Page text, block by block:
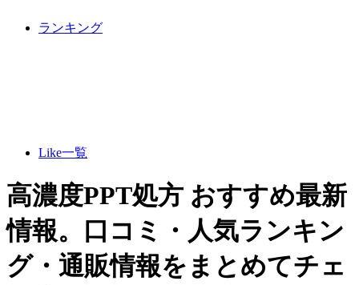
ランキング
Like一覧
高濃度PPT処方 おすすめ最新
情報。口コミ・人気ランキン
グ・通販情報をまとめてチェ